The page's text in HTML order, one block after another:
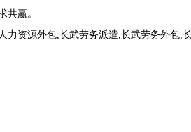
共赢。
资源外包,长武劳务派遣,长武劳务外包,